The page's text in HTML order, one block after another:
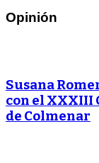
Opinión
Susana
con el XXXIII
de Colmenar